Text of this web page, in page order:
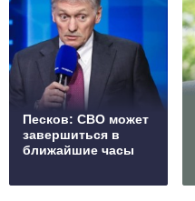
Песков: СВО может
завершиться в
ближайшие часы